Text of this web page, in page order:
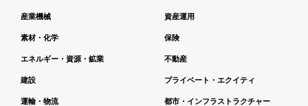
産業機械
素材・化学
エネルギー・資源・鉱業
建設
運輸・物流
資産運用
保険
不動産
プライベート・エクイティ
都市・インフラストラクチャー